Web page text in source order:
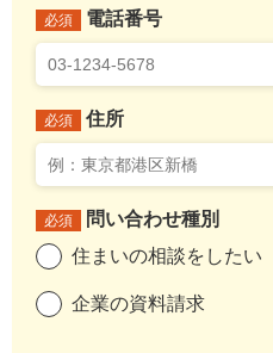
必須 電話番号
必須 住所
必須
問い合わせ種別
住まいの相談をしたい
企業の資料請求